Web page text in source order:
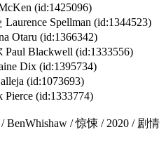
(id:1425096)
Spellman (id:1344523)
(id:1366342)
(id:1333556)
(id:1395734)
(id:1073693)
(id:1333774)
/ 惊悚 / 2020 / 剧情